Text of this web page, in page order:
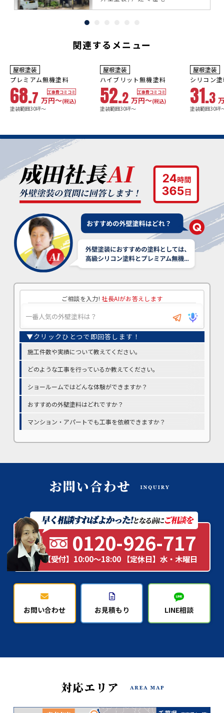
関連するメニュー
耐用年数
18~23年
屋根塗装
プレミアム無機塗料
68.7 万円〜(税込)
工事費コミコミ
塗装範囲30坪～
耐用年数
13~18年
屋根塗装
ハイブリット無機塗料
52.2 万円〜(税込)
工事費コミコミ
塗装範囲30坪～
耐用年数
8年
屋根塗装
シリコン
31.3
塗装範囲30坪
ご相談を入力! 社長AIがお答えします
施工件数や実績について教えてください。
どのような工事を行っているか教えてください。
ショールームではどんな体験ができますか？
おすすめの外壁塗料はどれですか？
マンション・アパートでも工事を依頼できますか？
0120-926-717
【受付】10:00～18:00 【定休日】水・木曜日
お問い合わせ お見積もり LINE相談